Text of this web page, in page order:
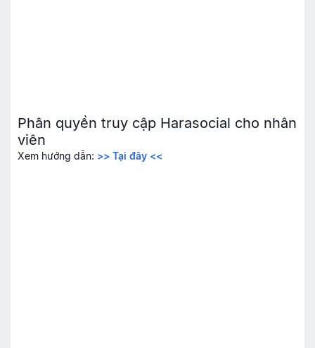
Phân quyền truy cập Harasocial cho nhân
viên
Xem hướng dẫn: >> Tại đây <<